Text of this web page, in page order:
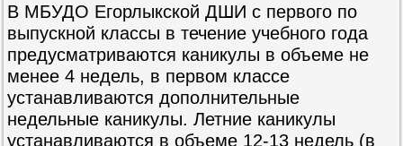
В МБУДО Егорлыкской ДШИ с первого по
выпускной классы в течение учебного года
предусматриваются каникулы в объеме не
менее 4 недель, в первом классе
устанавливаются дополнительные
недельные каникулы. Летние каникулы
устанавливаются в объеме 12-13 недель (в